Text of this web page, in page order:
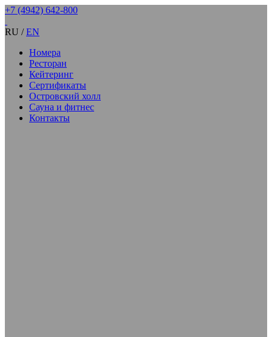
+7 (4942) 642-800
RU /EN
Номера
Ресторан
Кейтеринг
Сертификаты
Островский холл
Сауна и фитнес
Контакты